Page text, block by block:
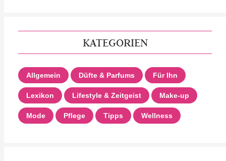
KATEGORIEN
Allgemein Düfte & Parfums Für Ihn
Lexikon Lifestyle & Zeitgeist Make-up
Mode Pflege Tipps Wellness